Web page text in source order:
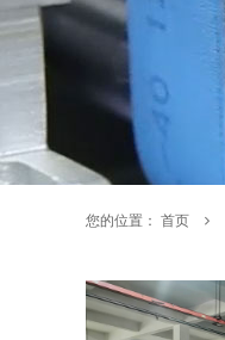
您的位置： 首页